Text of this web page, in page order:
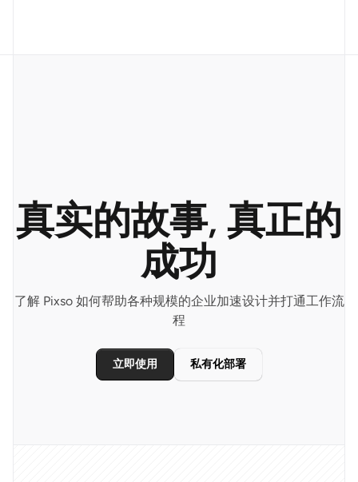
真实的故事, 真正的
成功
了解 Pixso 如何帮助各种规模的企业加速设计并打通工作流
程
立即使用 私有化部署